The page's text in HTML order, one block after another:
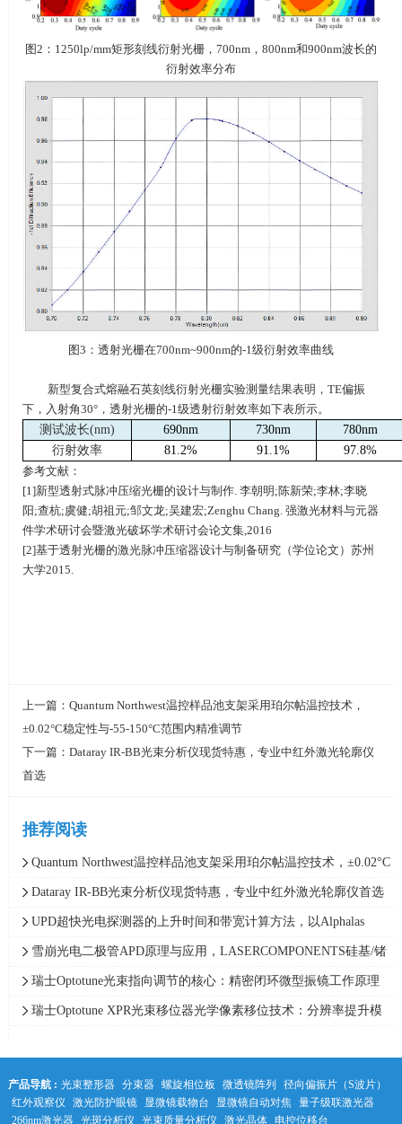
图2 ： 1250lp/mm矩形刻线衍射光栅，700nm ，800nm和900nm波长的
衍射效率分布
图3 ：透射光栅在700nm~900nm的-1级衍射效率曲线
新型复合式熔融石英刻线衍射光栅实验测量结果表明， TE偏振
下，入射角30°，透射光栅的-1 级透射衍射效率如下表所示。
测试波长(nm) 690nm 730nm
780nm
衍射效率
81.2% 91.1%
97.8%
参考文献：
[1]新型透射式脉冲压缩光栅的设计与制作. 李朝明;陈新荣;李林;李晓
阳;查杭;虞健;胡祖元;邹文龙;吴建宏;Zenghu Chang. 强激光材料与元器
件学术研讨会暨激光破坏学术研讨会论文集,2016
[2]基于透射光栅的激光脉冲压缩器设计与制备研究（学位论文）苏州
大学2015.
上一篇： Quantum Northwest温控样品池支架采用珀尔帖温控技术，
±0.02°C稳定性与-55-150°C范围内精准调节
下一篇： Dataray IR-BB光束分析仪现货特惠，专业中红外激光轮廓仪
首选
推荐阅读
Quantum Northwest温控样品池支架采用珀尔帖温控技术，±0.02°C
稳定性与-55-150°C范围内精准调节
Dataray IR-BB光束分析仪现货特惠，专业中红外激光轮廓仪首选
UPD超快光电探测器的上升时间和带宽计算方法，以Alphalas
UPD-5N-IR2-P示波器测量值为例
雪崩光电二极管APD原理与应用，LASERCOMPONENTS硅基/锗
基/InGaAs雪崩光电二极管
瑞士Optotune光束指向调节的核心：精密闭环微型振镜工作原理
瑞士Optotune XPR光束移位器光学像素移位技术：分辨率提升模
产品导航 : 光束整形器 分束器 螺旋相位板 微透镜阵列
径向偏振片（S波片）
红外观察仪
激光防护眼镜 显微镜载物台 显微镜自动对焦 量子级联激光器
266nm激光器 光斑分析仪 光束质量分析仪 激光晶体 电控位移台